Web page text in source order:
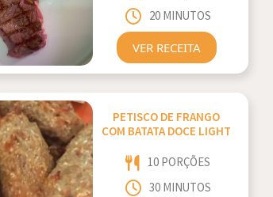
20 MINUTOS
VER RECEITA
PETISCO DE FRANGO
COM BATATA DOCE LIGHT
10 PORÇÕES
30 MINUTOS